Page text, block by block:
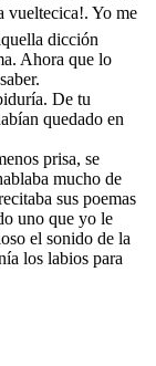
vueltecica!. Yo me
dicción
Ahora que lo
De tu
quedado en
prisa, se
mucho de
sus poemas
uno que yo le
el sonido de la
los labios para